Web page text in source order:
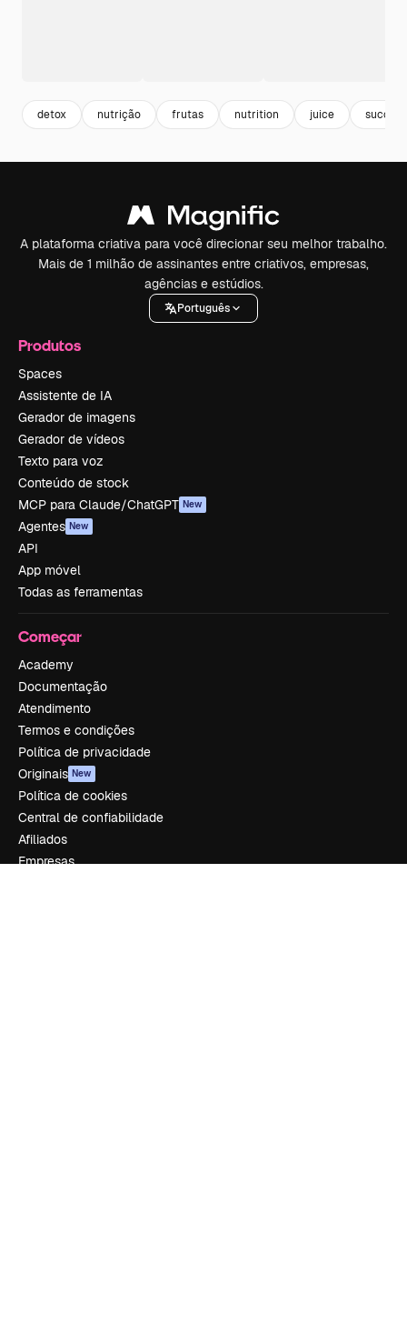
detox nutrição frutas nutrition juice suco
A plataforma criativa para você direcionar seu melhor trabalho.
Mais de 1 milhão de assinantes entre criativos, empresas,
agências e estúdios.
Português
Produtos
Spaces
Assistente de IA
Gerador de imagens
Gerador de vídeos
Texto para voz
Conteúdo de stock
MCP para Claude/ChatGPT New
Agentes New
API
App móvel
Todas as ferramentas
Começar
Academy
Documentação
Atendimento
Termos e condições
Política de privacidade
Originais New
Política de cookies
Central de confiabilidade
Afiliados
Empresas